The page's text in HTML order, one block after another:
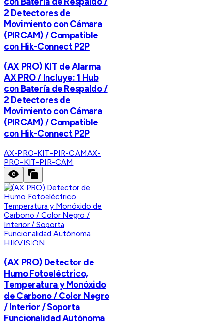
2 Detectores de
Movimiento con Cámara
(PIRCAM) / Compatible
con Hik-Connect P2P
(AX PRO) KIT de Alarma
AX PRO / Incluye: 1 Hub
con Batería de Respaldo /
2 Detectores de
Movimiento con Cámara
(PIRCAM) / Compatible
con Hik-Connect P2P
AX-PRO-KIT-PIR-CAMAX-
PRO-KIT-PIR-CAM
HIKVISION
(AX PRO) Detector de
Humo Fotoeléctrico,
Temperatura y Monóxido
de Carbono / Color Negro
/ Interior / Soporta
Funcionalidad Autónoma